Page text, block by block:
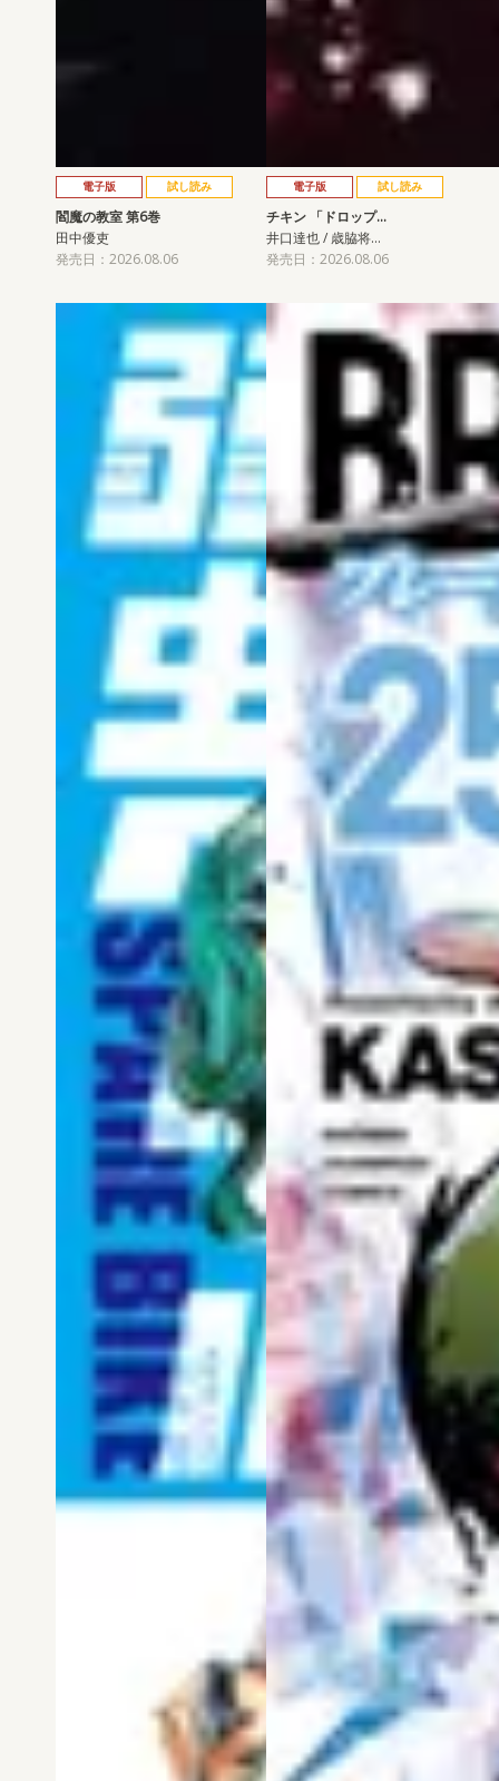
電子版 試し読み
閻魔の教室 第6巻
田中優吏
発売日：2026.08.06
電子版 試し読み
チキン 「ドロップ…
井口達也 / 歳脇将…
発売日：2026.08.06